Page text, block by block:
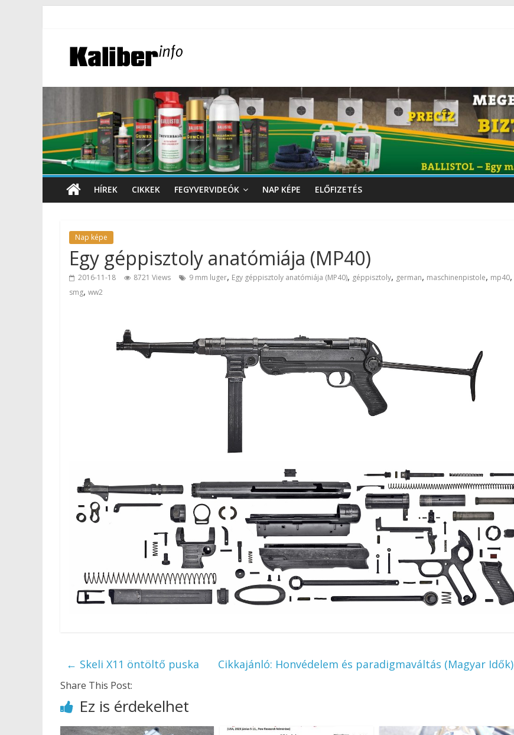
HÍREK CIKKEK FEGYVERVIDEÓK NAP KÉPE ELŐFIZETÉS
Nap képe
Egy géppisztoly anatómiája (MP40)
2016-11-18 8721 Views 9 mm luger, Egy géppisztoly anatómiája (MP40), géppisztoly, german, maschinenpistole, mp40,
smg, ww2
← Skeli X11 öntöltő puska Cikkajánló: Honvédelem és paradigmaváltás (Magyar Idők)
Share This Post:
Ez is érdekelhet